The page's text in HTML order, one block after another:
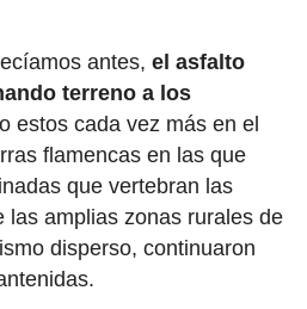
antes, el asfalto
terreno a los
estos cada vez más en el
flamencas en las que
que vertebran las
las amplias zonas rurales de
disperso, continuaron